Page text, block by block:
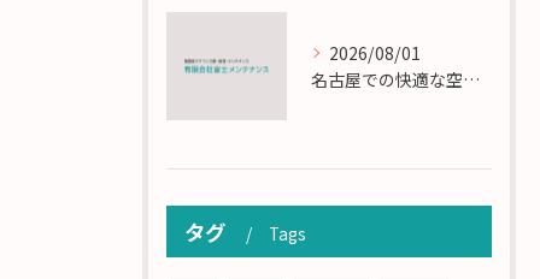
2026/08/01
名古屋での快適な空調を実現するエアコンサービスの技術
タグ Tags